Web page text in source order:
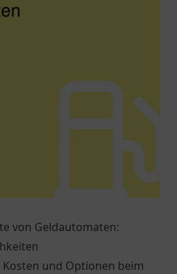
von Geldautomaten:
und Optionen beim